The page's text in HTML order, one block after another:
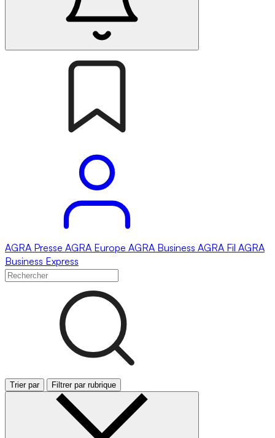
AGRA Presse AGRA Europe AGRA Business AGRA Fil AGRA
Business Express
Trier par Filtrer par rubrique